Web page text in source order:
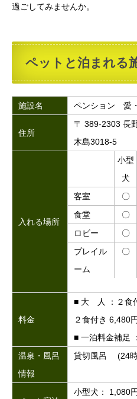
過ごしてみませんか。
ペットと泊まれる
施設名 ペンション 愛
住所
〒 389-2303 長
木島3018-5
入れる場所
小型
犬
客室
〇
食堂
〇
ロビー
〇
プレイル
ーム
〇
料金
■ 大 人 ：２食
２食付き 6,480
■ 一泊料金補足 ：
温泉・風呂
情報
貸切風呂 (24時
小型犬： 1,080